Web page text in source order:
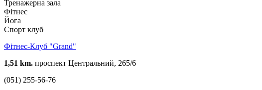
Тренажерна зала
Фітнес
Йога
Спорт клуб
Фітнес-Клуб "Grand"
1,51 km. проспект Центральний, 265/6
(051) 255-56-76